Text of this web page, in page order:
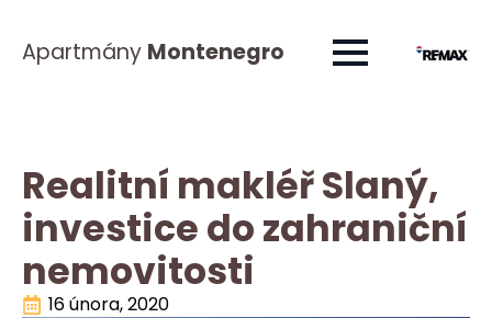
Apartmány Montenegro
Realitní makléř Slaný,
investice do zahraniční
nemovitosti
16 února, 2020